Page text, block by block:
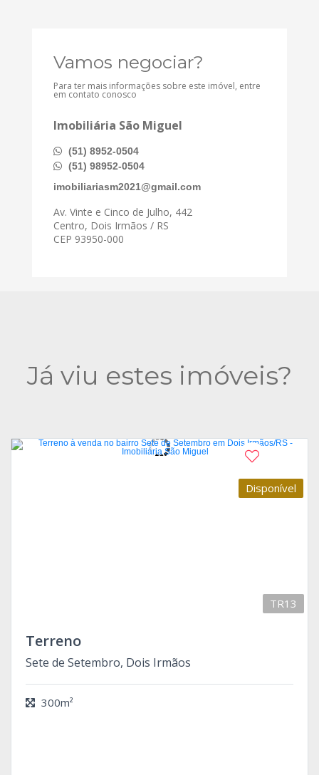
Vamos negociar?
Para ter mais informações sobre este imóvel, entre
em contato conosco
Imobiliária São Miguel
(51) 8952-0504
(51) 98952-0504
imobiliariasm2021@gmail.com
Av. Vinte e Cinco de Julho, 442
Centro, Dois Irmãos / RS
CEP 93950-000
Já viu estes imóveis?
Disponível
TR13
Terreno
Sete de Setembro, Dois Irmãos
300m²